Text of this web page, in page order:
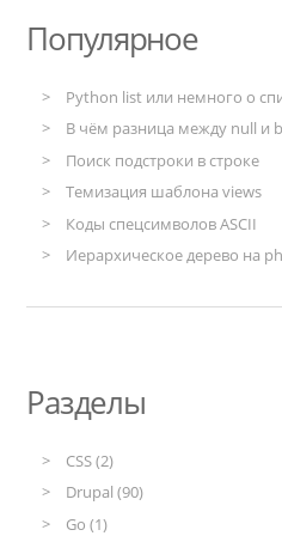
Популярное
Python list или немного о
В чём разница между null и
Поиск подстроки в строке
Темизация шаблона views
Коды спецсимволов ASCII
Иерархическое дерево на
Разделы
CSS (2)
Drupal (90)
Go (1)